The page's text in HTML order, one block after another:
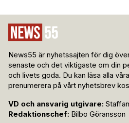
News55 är nyhetssajten för dig
senaste och det viktigaste om din
och livets goda. Du kan läsa alla
prenumerera på vårt nyhetsbrev
VD och ansvarig utgivare:
Redaktionschef: Bilbo Göransson